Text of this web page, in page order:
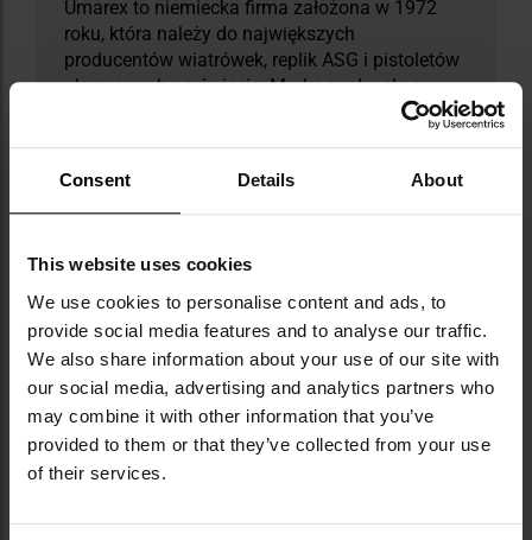
Consent Details About
This website uses cookies
We use cookies to personalise content and ads, to
provide social media features and to analyse our traffic.
We also share information about your use of our site with
our social media, advertising and analytics partners who
may combine it with other information that you’ve
provided to them or that they’ve collected from your use
of their services.
Umarex to niemiecka firma założona w 1972
roku, która należy do największych
producentów wiatrówek, replik ASG i pistoletów
alarmowych na świecie. Marka zasłynęła z
wiernych replik broni palnej tworzonych na
się także systemy treningowe T4E, amunicja,
akcesoria oraz sprzęt obronny. Umarex
wiatrówkami CO2 i systemem Fast Action.
Dzięki globalnej dystrybucji produkty marki
dostępne są już w kilkudziesięciu krajach.
Pierwszy wielki sukces Umarex przyniosła
nietypowa replika rewolweru sprzedawana w
zestawie stylizowanym na książkę o Sherlocku
Holmesie - produkt, który sprzedawał się w
dziesiątkach tysięcy egzemplarzy rocznie.
DANE TECHNICZNE